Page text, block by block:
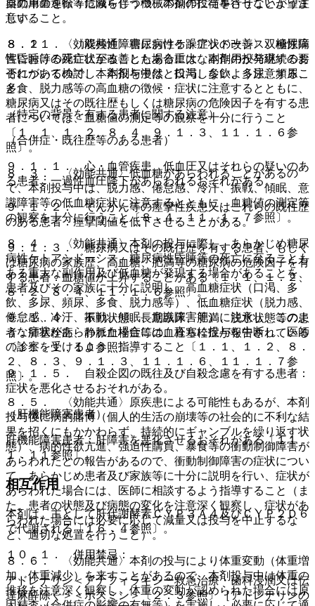
薬の用量を徐々に減らしつつ、本剤の投与を行うことが望ま
しい。
８．１１． 〈双極性障害における躁症状の改善〉双極性障
害における躁症状が改善した場合には、本剤の投与継続の要
否について検討し、本剤を漫然と投与しないよう注意するこ
と。
（特定の背景を有する患者に関する注意）
（合併症・既往歴等のある患者）
９．１．１． 心・血管疾患、低血圧又はそれらの疑いのあ
る患者：一過性血圧降下があらわれるおそれがある。
９．１．２． てんかん等の痙攣性疾患又はこれらの既往歴
のある患者：痙攣閾値を低下させることがある。
９．１．３． 糖尿病又はその既往歴を有する患者、もしく
は糖尿病の家族歴、高血糖、肥満等の糖尿病の危険因子を有
する患者：血糖値が上昇することがある〔１．１、１．２、
８．２、８．４、１１．１．６参照〕。
９．１．４． 不動状態、長期臥床、肥満、脱水状態等の患
者：肺塞栓症、静脈血栓症等の血栓塞栓症が報告されている
〔１１．１．１０参照〕。
９．１．５． 自殺企図の既往及び自殺念慮を有する患者：
症状を悪化させるおそれがある。
（肝機能障害患者）
肝機能障害患者：肝障害を悪化させるおそれがある〔１１．
１．１１参照〕。
相互作用
本剤は、主として肝代謝酵素ＣＹＰ３Ａ４及びＣＹＰ２Ｄ６
で代謝される〔１６．４参照〕。
１０．１． 併用禁忌：
アドレナリン＜アナフィラキシー救急治療・歯科浸潤又は伝
達麻酔除く＞＜ボスミン＞〔２．３参照〕［アドレナリンの
自動車の運転等危険を伴う機械の操作に従事させないよう注
意すること。
８．２． 〈効能共通〉糖尿病性ケトアシドーシス、糖尿病
性昏睡等の死亡に至ることもある重大な副作用が発現するお
それがあるので、本剤投与中は、口渇、多飲、多尿、頻尿、
多食、脱力感等の高血糖の徴候・症状に注意するとともに、
糖尿病又はその既往歴もしくは糖尿病の危険因子を有する患
者については、血糖値の測定等の観察を十分に行うこと
〔１．１、１．２、８．４、９．１．３、１１．１．６参
照〕。
８．３． 〈効能共通〉低血糖があらわれることがあるの
で、本剤投与中は、脱力感、倦怠感、冷汗、振戦、傾眠、意
識障害等の低血糖症状に注意するとともに、血糖値の測定等
の観察を十分に行うこと〔８．４、１１．１．７参照〕。
８．４． 〈効能共通〉本剤の投与に際し、あらかじめ糖尿
病性ケトアシドーシス、糖尿病性昏睡等の死亡に至ることも
ある重大な副作用及び低血糖が発現する場合があることを、
患者及びその家族に十分に説明し、高血糖症状（口渇、多
飲、多尿、頻尿、多食、脱力感等）、低血糖症状（脱力感、
倦怠感、冷汗、振戦、傾眠、意識障害等）に注意し、このよ
うな症状があらわれた場合には、直ちに投与を中断し、医師
の診察を受けるよう、指導すること〔１．１、１．２、８．
２、８．３、９．１．３、１１．１．６、１１．１．７参
照〕。
８．５． 〈効能共通〉原疾患による可能性もあるが、本剤
投与後に病的賭博（個人的生活の崩壊等の社会的に不利な結
果を招くにもかかわらず、持続的にギャンブルを繰り返す状
態）、病的性欲亢進、強迫性購買、暴食等の衝動制御障害が
あらわれたとの報告があるので、衝動制御障害の症状につい
て、あらかじめ患者及び家族等に十分に説明を行い、症状が
あらわれた場合には、医師に相談するよう指導すること（ま
た、患者の状態及び病態の変化を注意深く観察し、症状があ
らわれた場合には必要に応じて減量又は投与を中止するな
ど、適切な処置を行うこと）。
８．６． 〈効能共通〉本剤の投与により体重変動（体重増
加、体重減少）を来すことがあるので、本剤投与中は体重の
推移を注意深く観察し、体重の変動が認められた場合には原